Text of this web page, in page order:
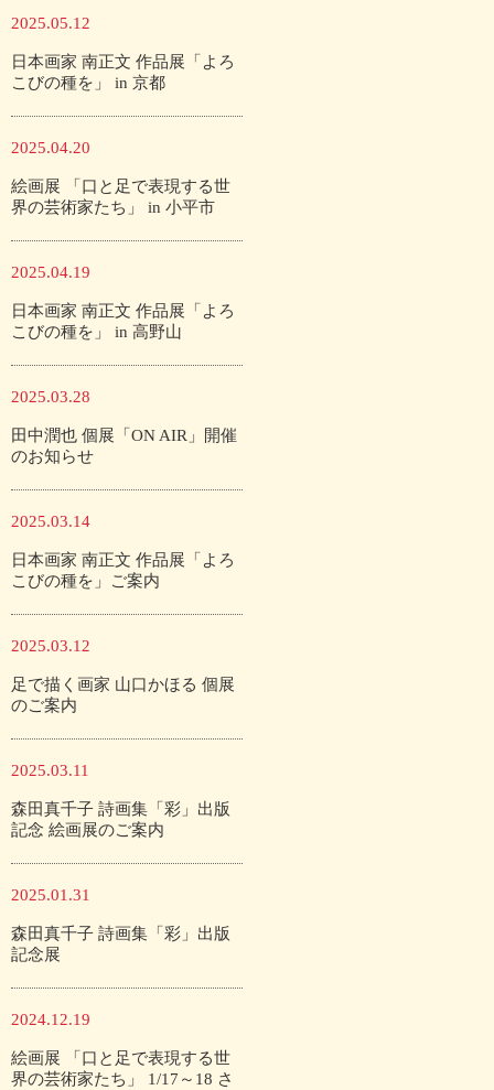
2025.05.12
日本画家 南正文 作品展「よろ
こびの種を」 in 京都
2025.04.20
絵画展 「口と足で表現する世
界の芸術家たち」 in 小平市
2025.04.19
日本画家 南正文 作品展「よろ
こびの種を」 in 高野山
2025.03.28
田中潤也 個展「ON AIR」開催
のお知らせ
2025.03.14
日本画家 南正文 作品展「よろ
こびの種を」ご案内
2025.03.12
足で描く画家 山口かほる 個展
のご案内
2025.03.11
森田真千子 詩画集「彩」出版
記念 絵画展のご案内
2025.01.31
森田真千子 詩画集「彩」出版
記念展
2024.12.19
絵画展 「口と足で表現する世
界の芸術家たち」 1/17～18 さ